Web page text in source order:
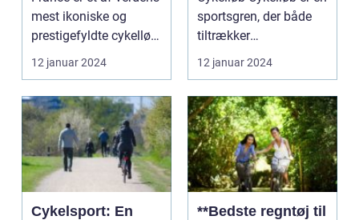
mest ikoniske og
prestigefyldte cykelløb.
Hvert år saml...
12 januar 2024
sportsgren, der både
tiltrækker
fritidsmotionister og
prof...
12 januar 2024
Cykelsport: En
**Bedste regntøj til